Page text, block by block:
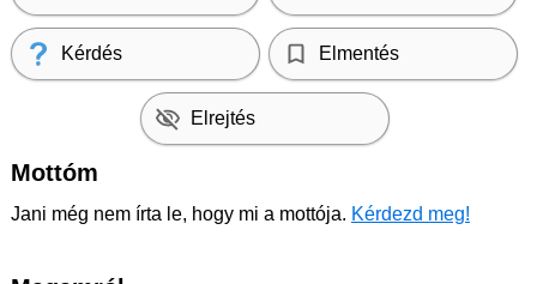
Kérdés Elmentés
Elrejtés
Mottóm
Jani még nem írta le, hogy mi a mottója. Kérdezd meg!